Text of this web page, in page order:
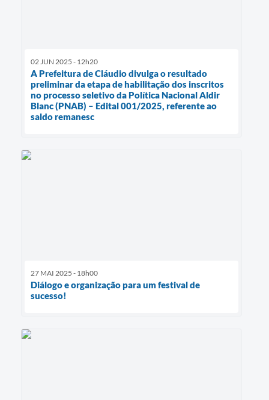
02 JUN 2025 - 12h20
A Prefeitura de Cláudio divulga o resultado
preliminar da etapa de habilitação dos inscritos
no processo seletivo da Política Nacional Aldir
Blanc (PNAB) – Edital 001/2025, referente ao
saldo remanesc
27 MAI 2025 - 18h00
Diálogo e organização para um festival de
sucesso!